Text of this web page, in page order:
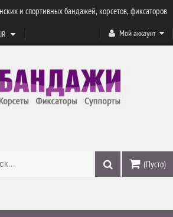
и спортивных бандажей, корсетов, фиксаторов
Мой аккаунт
(Пусто)